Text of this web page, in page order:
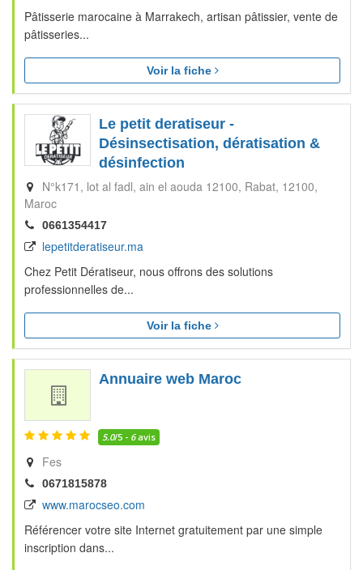
Pâtisserie marocaine à Marrakech, artisan pâtissier, vente de
pâtisseries...
Voir la fiche
Le petit deratiseur -
Désinsectisation, dératisation &
désinfection
N°k171, lot al fadl, ain el aouda 12100 Rabat 12100
Maroc
0661354417
lepetitderatiseur.ma
Chez Petit Dératiseur, nous offrons des solutions
professionnelles de...
Voir la fiche
Annuaire web Maroc
5.0/5 - 6avis
Fes
0671815878
www.marocseo.com
Référencer votre site Internet gratuitement par une simple
inscription dans...